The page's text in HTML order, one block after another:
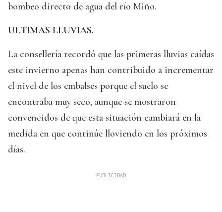
bombeo directo de agua del río Miño.
ULTIMAS LLUVIAS.
La consellería recordó que las primeras lluvias caídas
este invierno apenas han contribuido a incrementar
el nivel de los embalses porque el suelo se
encontraba muy seco, aunque se mostraron
convencidos de que esta situación cambiará en la
medida en que continúe lloviendo en los próximos
días.